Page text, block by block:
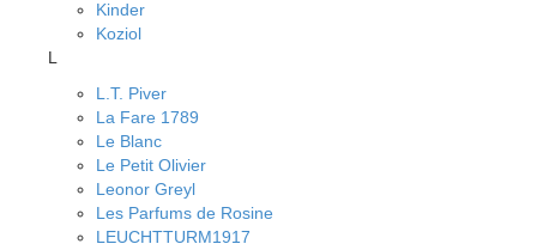
Kinder
Koziol
L
L.T. Piver
La Fare 1789
Le Blanc
Le Petit Olivier
Leonor Greyl
Les Parfums de Rosine
LEUCHTTURM1917